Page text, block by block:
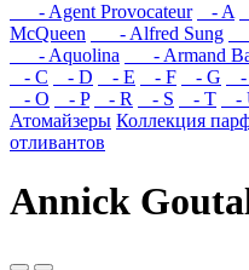
- Agent Provocateur
- A
McQueen
- Alfred Sung -
- Aquolina
- Armand
- C
- D - E - F - G -
- O
- P - R - S - T -
Атомайзеры Коллекция
отливантов
Annick